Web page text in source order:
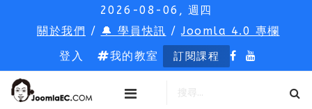
2026-08-06, 週四
關於我們 / 🔔 學員快訊 /Joomla 4.0 專欄
登入
我的教室 訂閱課程